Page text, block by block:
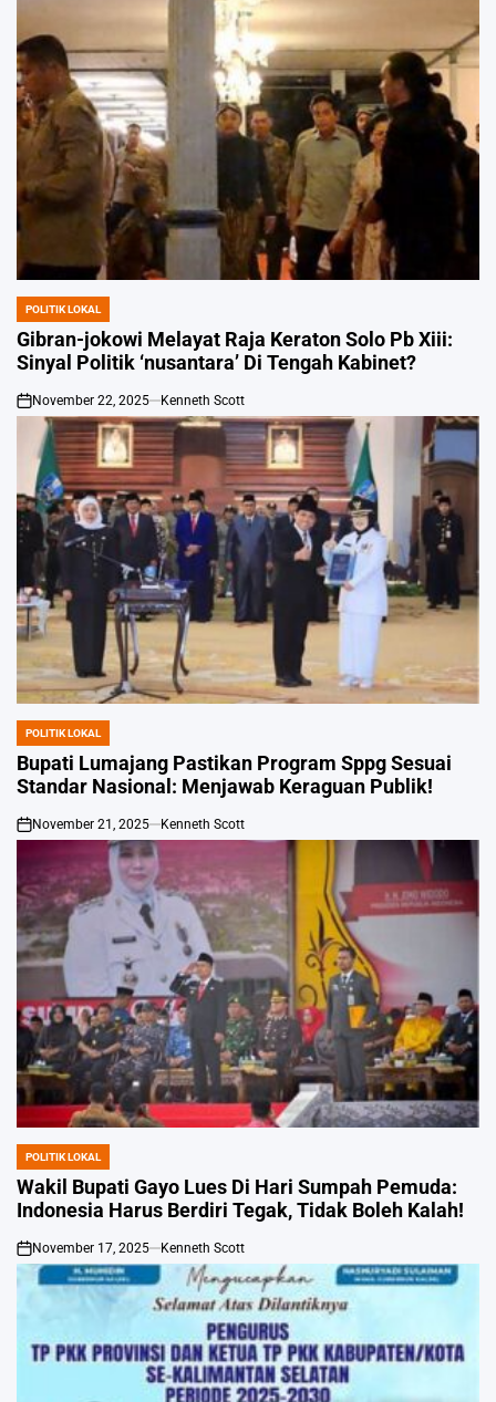
POSTED
IN
POLITIK LOKAL
Gibran-jokowi Melayat Raja Keraton Solo Pb Xiii:
Sinyal Politik ‘nusantara’ Di Tengah Kabinet?
on
November 22, 2025 Kenneth Scott
POSTED
IN
POLITIK LOKAL
Bupati Lumajang Pastikan Program Sppg Sesuai
Standar Nasional: Menjawab Keraguan Publik!
on
November 21, 2025 Kenneth Scott
POSTED
IN
POLITIK LOKAL
Wakil Bupati Gayo Lues Di Hari Sumpah Pemuda:
Indonesia Harus Berdiri Tegak, Tidak Boleh Kalah!
on
November 17, 2025 Kenneth Scott